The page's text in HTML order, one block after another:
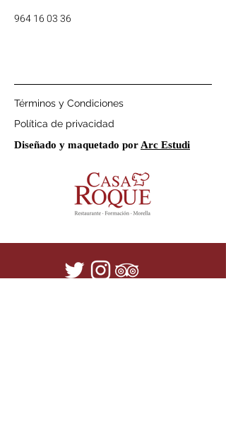
964 16 03 36
Términos y Condiciones
Política de privacidad
Diseñado y maquetado por Arc Estudi